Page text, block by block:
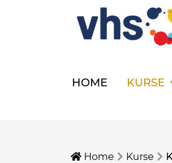
HOME KURSE
Home Kurse